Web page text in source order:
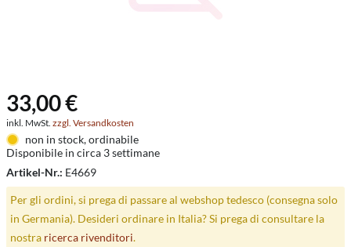
33,00 €
inkl. MwSt. zzgl. Versandkosten
non in stock, ordinabile
Disponibile in circa 3 settimane
Artikel-Nr.: E4669
Per gli ordini, si prega di passare al webshop tedesco (consegna solo
in Germania). Desideri ordinare in Italia? Si prega di consultare la
nostra ricerca rivenditori.